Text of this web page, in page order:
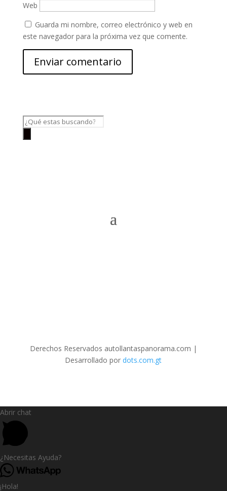
Web
Guarda mi nombre, correo electrónico y web en
este navegador para la próxima vez que comente.
Búsqueda
Derechos Reservados autollantaspanorama.com |
Desarrollado pordots.com.gt
Abrir chat
¿Necesitas Ayuda?
¡Hola!